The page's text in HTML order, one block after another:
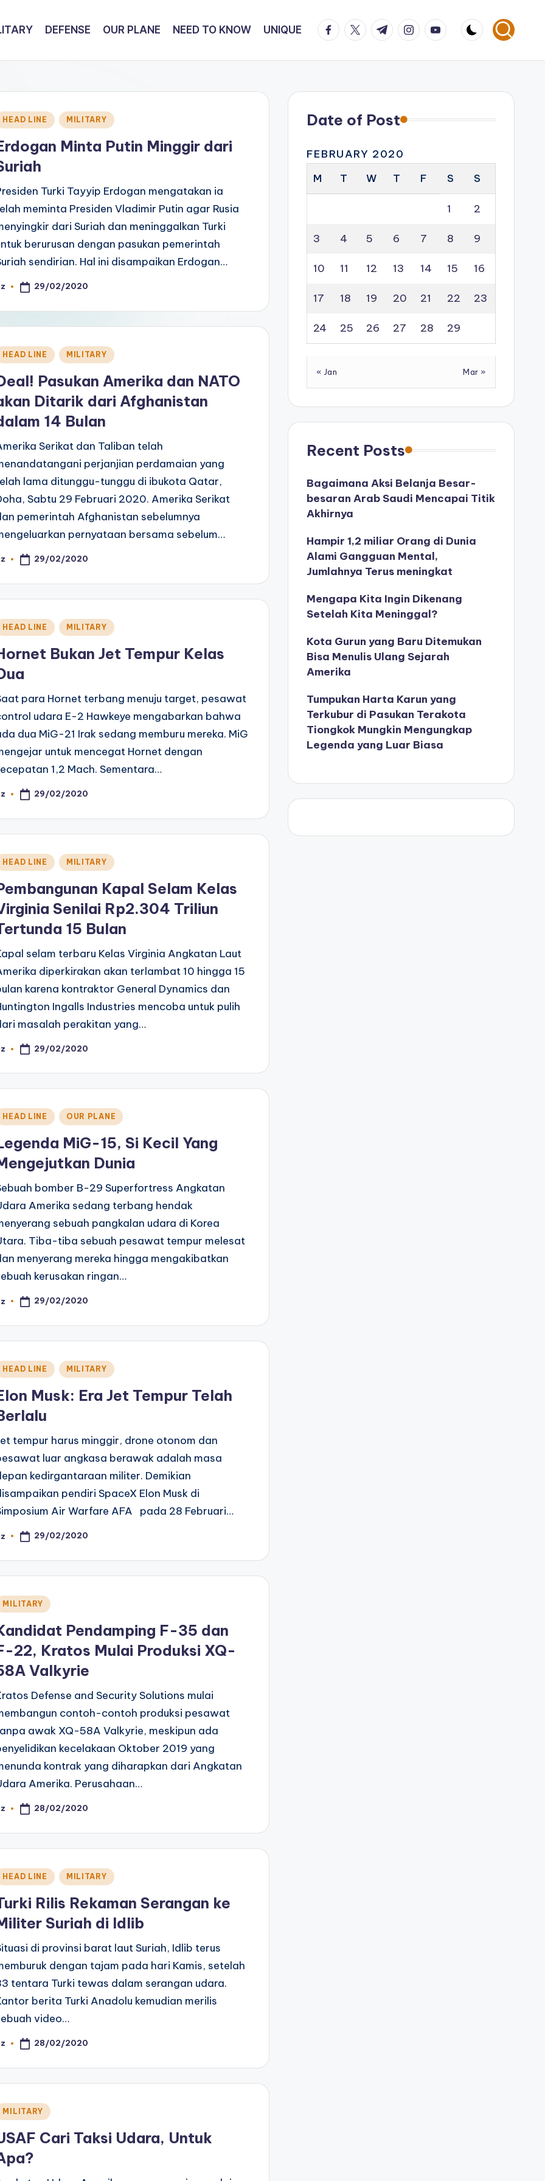
DEFENSE OUR PLANE NEED TO KNOW UNIQUE facebook.com
twitter.com
t.me instagram.com
youtube.com
HEAD LINE MILITARY
Minta Putin Minggir dari
Turki Tayyip Erdogan mengatakan ia
meminta Presiden Vladimir Putin agar Rusia
dari Suriah dan meninggalkan Turki
berurusan dengan pasukan pemerintah
sendirian. Hal ini disampaikan Erdogan…
29/02/2020
HEAD LINE MILITARY
Pasukan Amerika dan NATO
Ditarik dari Afghanistan
14 Bulan
Serikat dan Taliban telah
perjanjian perdamaian yang
lama ditunggu-tunggu di ibukota Qatar,
Sabtu 29 Februari 2020. Amerika Serikat
pemerintah Afghanistan sebelumnya
pernyataan bersama sebelum…
29/02/2020
HEAD LINE MILITARY
Bukan Jet Tempur Kelas
para Hornet terbang menuju target, pesawat
udara E-2 Hawkeye mengabarkan bahwa
dua MiG-21 Irak sedang memburu mereka. MiG
untuk mencegat Hornet dengan
1,2 Mach. Sementara…
29/02/2020
HEAD LINE MILITARY
Kapal Selam Kelas
Senilai Rp2.304 Triliun
15 Bulan
selam terbaru Kelas Virginia Angkatan Laut
diperkirakan akan terlambat 10 hingga 15
karena kontraktor General Dynamics dan
Ingalls Industries mencoba untuk pulih
masalah perakitan yang…
29/02/2020
HEAD LINE OUR PLANE
MiG-15, Si Kecil Yang
Dunia
bomber B-29 Superfortress Angkatan
Amerika sedang terbang hendak
sebuah pangkalan udara di Korea
Tiba-tiba sebuah pesawat tempur melesat
menyerang mereka hingga mengakibatkan
kerusakan ringan…
29/02/2020
HEAD LINE MILITARY
Musk: Era Jet Tempur Telah
tempur harus minggir, drone otonom dan
luar angkasa berawak adalah masa
kedirgantaraan militer. Demikian
pendiri SpaceX Elon Musk di
Air Warfare AFA pada 28 Februari…
29/02/2020
MILITARY
Pendamping F-35 dan
22, Kratos Mulai Produksi XQ-
Valkyrie
Defense and Security Solutions mulai
contoh-contoh produksi pesawat
awak XQ-58A Valkyrie, meskipun ada
kecelakaan Oktober 2019 yang
kontrak yang diharapkan dari Angkatan
Amerika. Perusahaan…
28/02/2020
HEAD LINE MILITARY
Rilis Rekaman Serangan ke
Suriah di Idlib
di provinsi barat laut Suriah, Idlib terus
dengan tajam pada hari Kamis, setelah
tentara Turki tewas dalam serangan udara.
berita Turki Anadolu kemudian merilis
video…
28/02/2020
MILITARY
Cari Taksi Udara, Untuk
Date of Post
FEBRUARY 2020
M
T W T F S S
1 2
3 4 5 6 7 8 9
10 11 12 13 14 15 16
17 18 19 20 21 22 23
24 25 26 27 28 29
« Jan Mar »
Recent Posts
Bagaimana Aksi Belanja Besar-
besaran Arab Saudi Mencapai Titik
Akhirnya
Hampir 1,2 miliar Orang di Dunia
Alami Gangguan Mental,
Jumlahnya Terus meningkat
Mengapa Kita Ingin Dikenang
Setelah Kita Meninggal?
Kota Gurun yang Baru Ditemukan
Bisa Menulis Ulang Sejarah
Amerika
Tumpukan Harta Karun yang
Terkubur di Pasukan Terakota
Tiongkok Mungkin Mengungkap
Legenda yang Luar Biasa